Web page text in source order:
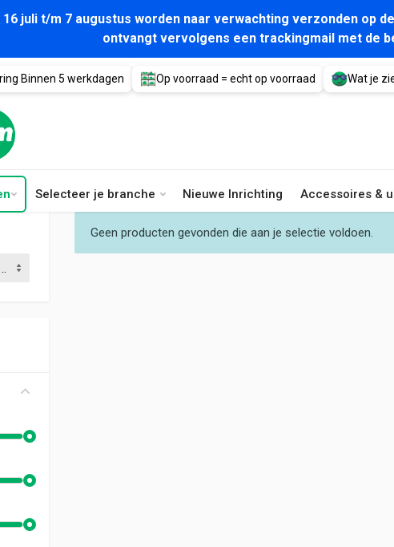
juli t/m 7 augustus worden naar verwachting verzonden op
ontvangt vervolgens een trackingmail met de
Binnen 5 werkdagen Op voorraad = echt op voorraad Wat je
Selecteer je branche Nieuwe Inrichting Accessoires &
Zoek op merk en model (bijv. Crafter L3)
Geen producten gevonden die aan je selectie voldoen.